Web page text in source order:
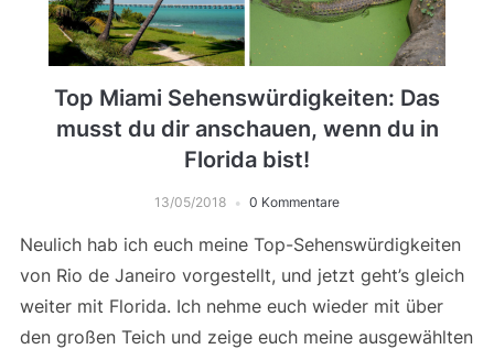
Top Miami Sehenswürdigkeiten: Das
musst du dir anschauen, wenn du in
Florida bist!
13/05/2018 0 Kommentare
Neulich hab ich euch meine Top-Sehenswürdigkeiten
von Rio de Janeiro vorgestellt, und jetzt geht’s gleich
weiter mit Florida. Ich nehme euch wieder mit über
den großen Teich und zeige euch meine ausgewählten